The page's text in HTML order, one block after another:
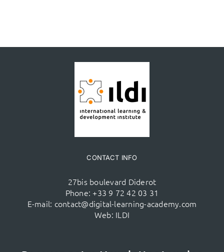
CONTACT INFO
27bis boulevard Diderot
Phone: +33 9 72 42 03 31
E-mail: contact@digital-learning-academy.com
Web: ILDI